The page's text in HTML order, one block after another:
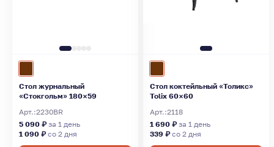
Стол журнальный
«Стокгольм» 180×59
Арт.:2230BR
5 090 ₽за 1 день
1 090 ₽со 2 дня
Стол коктейльный «Толикс»
Tolix 60×60
Арт.:2118
1 690 ₽за 1 день
339 ₽со 2 дня